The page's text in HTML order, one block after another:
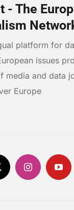
- The
platform for
issues
media and data
Europe